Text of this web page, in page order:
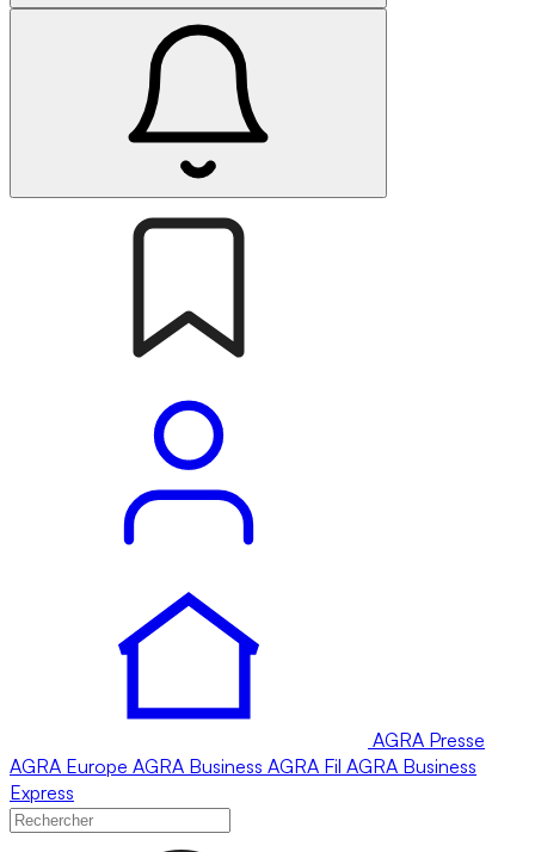
AGRA Presse
AGRA Europe AGRA Business AGRA Fil AGRA Business
Express